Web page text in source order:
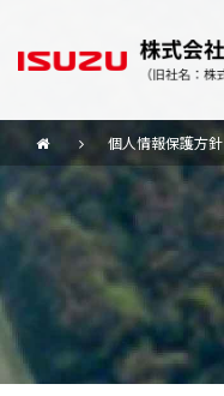
個人情報保護方針